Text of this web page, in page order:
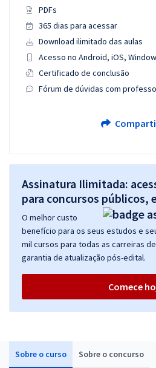
Sobre o curso Sobre o concurso
PDFs
365 dias para acessar
Download ilimitado das aulas
Acesso no Android, iOS,
Certificado de conclusão
Fórum de dúvidas com
Assinatura Ilimitada:
para concursos públicos,
O melhor custo
benefício para os seus estudos e
mil cursos para todas as carreiras
garantia de atualização pós-edital.
Comece